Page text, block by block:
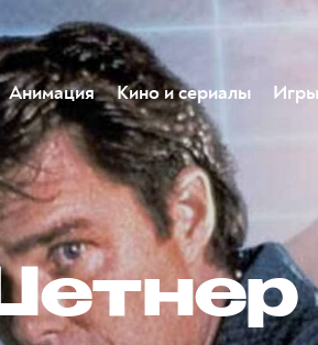
Анимация Кино и сериалы Игры